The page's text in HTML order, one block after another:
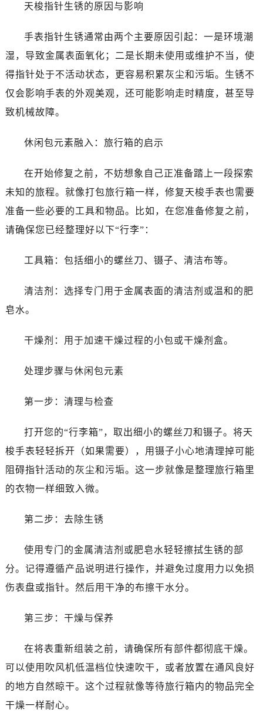
天梭指针生锈的原因与影响
手表指针生锈通常由两个主要原因引起：一是环境潮
湿，导致金属表面氧化；二是长期未使用或维护不当，使
得指针处于不活动状态，更容易积累灰尘和污垢。生锈不
仅会影响手表的外观美观，还可能影响走时精度，甚至导
致机械故障。
休闲包元素融入：旅行箱的启示
在开始修复之前，不妨想象自己正准备踏上一段探索
未知的旅程。就像打包旅行箱一样，修复天梭手表也需要
准备一些必要的工具和物品。比如，在您准备修复之前，
请确保您已经整理好以下“行李”：
工具箱：包括细小的螺丝刀、镊子、清洁布等。
清洁剂：选择专门用于金属表面的清洁剂或温和的肥
皂水。
干燥剂：用于加速干燥过程的小包或干燥剂盒。
处理步骤与休闲包元素
第一步：清理与检查
打开您的“行李箱”，取出细小的螺丝刀和镊子。将天
梭手表轻轻拆开（如果需要），用镊子小心地清理掉可能
阻碍指针活动的灰尘和污垢。这一步就像是整理旅行箱里
的衣物一样细致入微。
第二步：去除生锈
使用专门的金属清洁剂或肥皂水轻轻擦拭生锈的部
分。记得遵循产品说明进行操作，并避免过度用力以免损
伤表盘或指针。然后用干净的布擦干水分。
第三步：干燥与保养
在将表重新组装之前，请确保所有部件都彻底干燥。
可以使用吹风机低温档位快速吹干，或者放置在通风良好
的地方自然晾干。这个过程就像等待旅行箱内的物品完全
干燥一样耐心。